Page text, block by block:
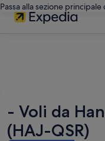
Passa alla sezione
- Voli da
(HAJ-QSR)